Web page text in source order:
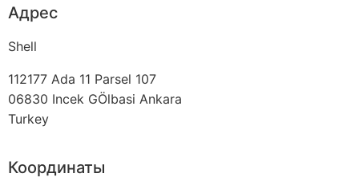
Адрес
Shell
112177 Ada 11 Parsel 107
06830 Incek GÖlbasi Ankara
Turkey
Координаты